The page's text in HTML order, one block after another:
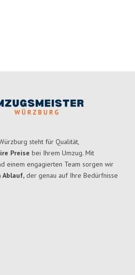
steht für Qualität,
Preise bei Ihrem Umzug. Mit
einem engagierten Team sorgen wir
Ablauf, der genau auf Ihre Bedürfnisse